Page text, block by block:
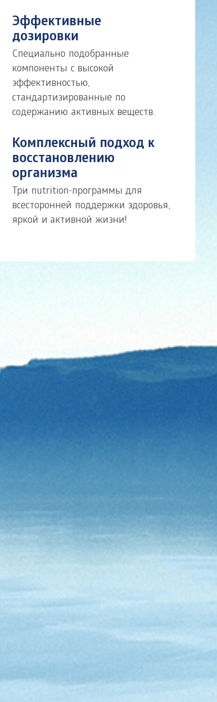
Эффективные
дозировки
Специально подобранные
компоненты с высокой
эффективностью,
стандартизированные по
содержанию активных веществ.
Комплексный подход к
восстановлению
организма
Три nutrition-программы для
всесторонней поддержки здоровья,
яркой и активной жизни!